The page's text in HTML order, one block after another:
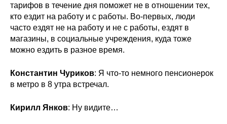
тарифов в течение дня поможет не в отношении тех,
кто ездит на работу и с работы. Во-первых, люди
часто ездят не на работу и не с работы, ездят в
магазины, в социальные учреждения, куда тоже
можно ездить в разное время.
Константин Чуриков: Я что-то немного пенсионерок
в метро в 8 утра встречал.
Кирилл Янков: Ну видите…